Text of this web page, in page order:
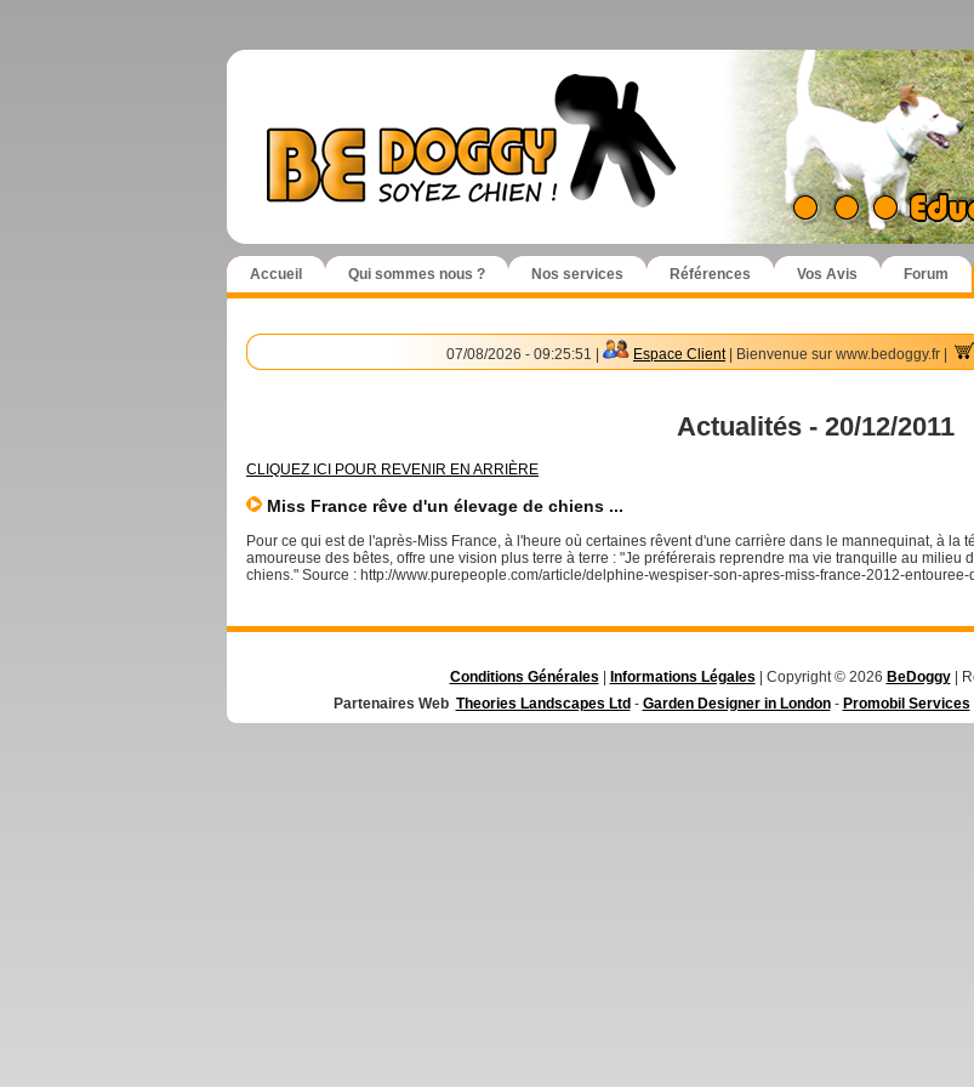
Accueil Qui sommes nous ? Nos services Références Vos Avis Forum
07/08/2026 - 09:25:51 | Espace Client| Bienvenue sur www.bedoggy.fr |
Actualités - 20/12/2011
CLIQUEZ ICI POUR REVENIR EN ARRIÈRE
Miss France rêve d'un élevage de chiens ...
Pour ce qui est de l'après-Miss France, à l'heure où certaines rêvent d'une carrière dans le mannequinat, à
amoureuse des bêtes, offre une vision plus terre à terre : "Je préférerais reprendre ma vie tranquille au
chiens." Source : http://www.purepeople.com/article/delphine-wespiser-son-apres-miss-france-2012-
Conditions Générales Informations Légales | Copyright © 2026 BeDoggy|
Partenaires Web Theories Landscapes Ltd - Garden Designer in London- Promobil Services